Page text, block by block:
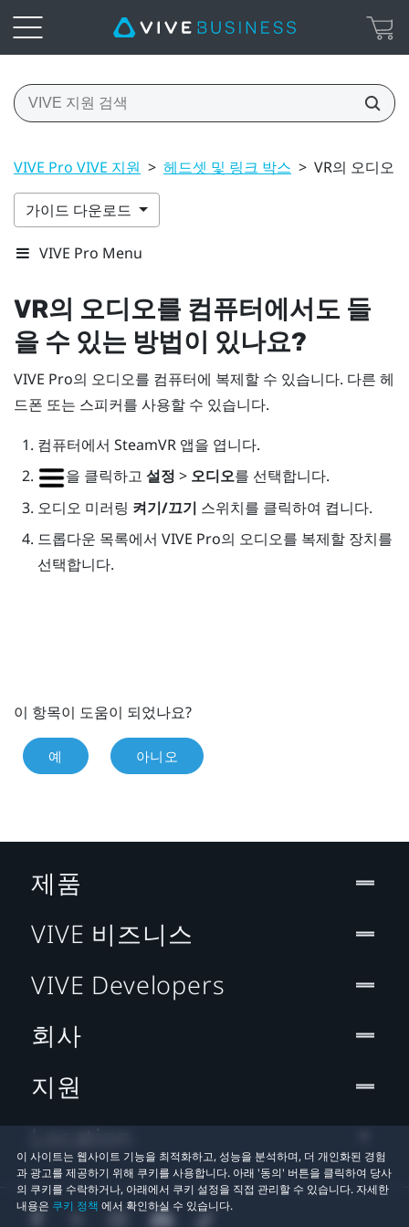
VIVE Pro VIVE 지원 > 헤드셋 및 링크 박스 > VR의 오디오
가이드 다운로드
VIVE Pro Menu
VR의 오디오를 컴퓨터에서도 들
을 수 있는 방법이 있나요?
VIVE Pro의 오디오를 컴퓨터에 복제할 수 있습니다. 다른 헤
드폰 또는 스피커를 사용할 수 있습니다.
컴퓨터에서 SteamVR앱을 엽니다.
을 클릭하고 설정 > 오디오를 선택합니다.
오디오 미러링 켜기/끄기 스위치를 클릭하여 켭니다.
드롭다운 목록에서 VIVE Pro의 오디오를 복제할 장치를
선택합니다.
이 항목이 도움이 되었나요?
예 아니오
이 사이트는 웹사이트 기능을 최적화하고, 성능을 분석하며, 더 개인화된 경험
과 광고를 제공하기 위해 쿠키를 사용합니다. 아래 '동의' 버튼을 클릭하여 당사
의 쿠키를 수락하거나, 아래에서 쿠키 설정을 직접 관리할 수 있습니다. 자세한
내용은 쿠키 정책 에서 확인하실 수 있습니다.
제품
VIVE 비즈니스
VIVE Developers
회사
지원
Location